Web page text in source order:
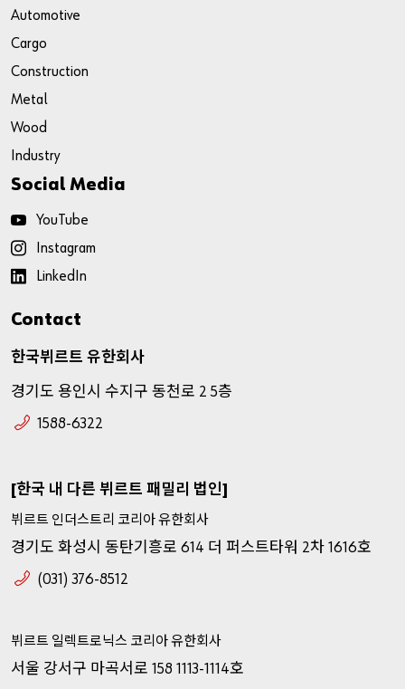
Automotive
Cargo
Construction
Metal
Wood
Industry
Social Media
YouTube
Instagram
LinkedIn
Contact
한국뷔르트 유한회사
경기도 용인시 수지구 동천로 2 5층
1588-6322
[한국 내 다른 뷔르트 패밀리 법인]
뷔르트 인더스트리 코리아유한회사
경기도 화성시 동탄기흥로 614 더 퍼스트타워 2차 1616호
(031) 376-8512
뷔르트 일렉트로닉스 코리아유한회사
서울 강서구 마곡서로 158 1113-1114호